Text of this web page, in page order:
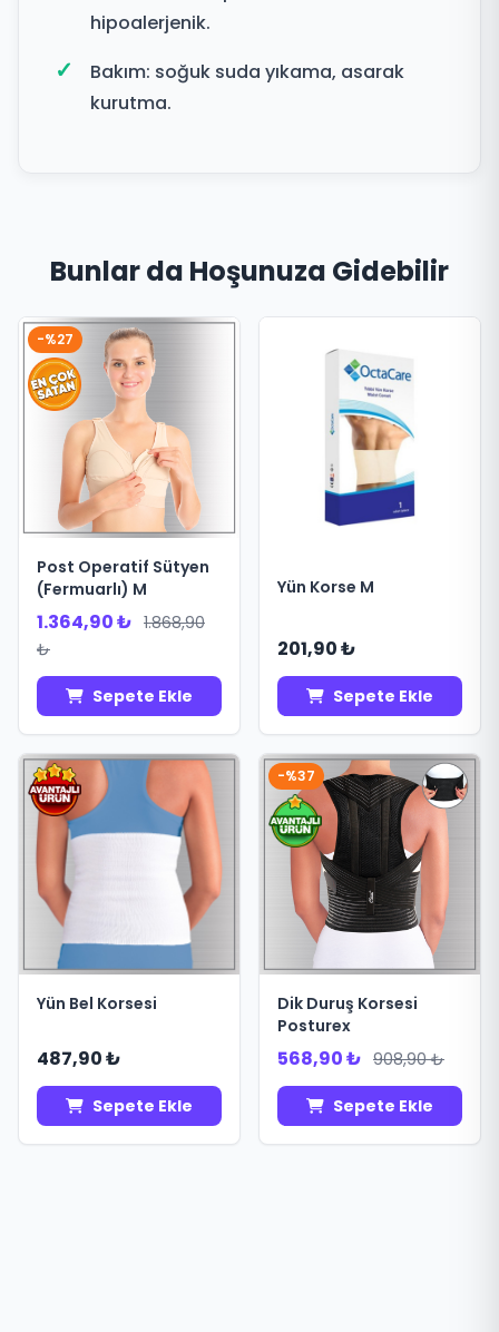
hipoalerjenik.
Bakım: soğuk suda yıkama, asarak
kurutma.
Bunlar da Hoşunuza Gidebilir
-%27
Post Operatif Sütyen
(Fermuarlı) M
1.364,90 ₺ 1.868,90
₺
Sepete Ekle
Yün Korse M
201,90 ₺
Sepete Ekle
Yün Bel Korsesi
487,90 ₺
Sepete Ekle
-%37
Dik Duruş Korsesi
Posturex
568,90 ₺ 908,90 ₺
Sepete Ekle